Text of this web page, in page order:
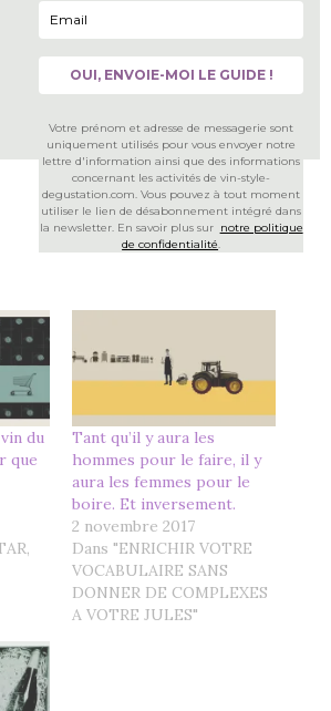
Votre prénom et adresse de messagerie sont
uniquement utilisés pour vous envoyer notre
lettre d'information ainsi que des informations
concernant les activités de vin-style-
degustation.com. Vous pouvez à tout moment
utiliser le lien de désabonnement intégré dans
la newsletter. En savoir plus sur notre politique
de confidentialité.
du
que
Tant qu’il y aura les
hommes pour le faire, il y
aura les femmes pour le
boire. Et inversement.
2 novembre 2017
Dans "ENRICHIR VOTRE
VOCABULAIRE SANS
DONNER DE COMPLEXES
A VOTRE JULES"